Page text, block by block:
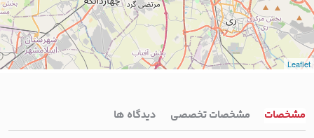
Leaflet
مشخصات مشخصات تخصصی دیدگاه ها